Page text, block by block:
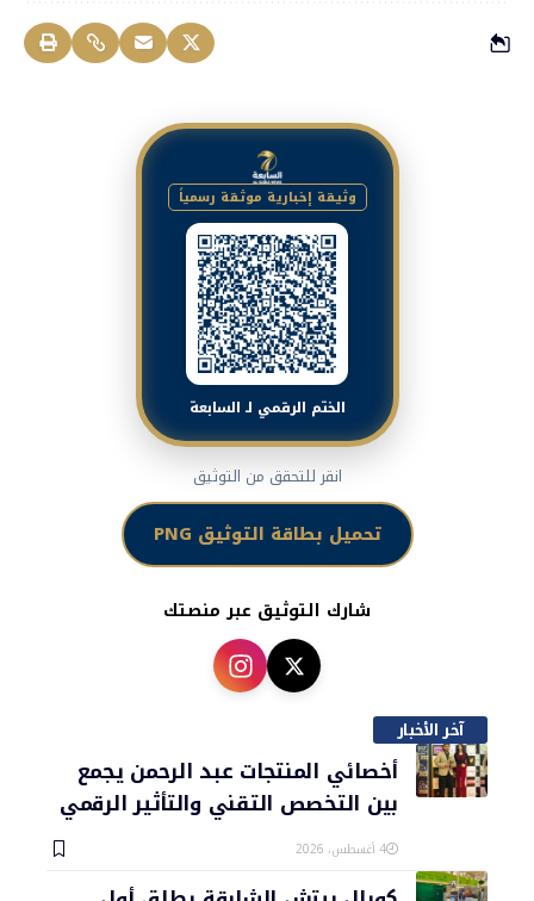
وثيقة إخبارية موثقة رسمياً
الختم الرقمي لـ السابعة
انقر للتحقق من التوثيق
تحميل بطاقة التوثيق PNG
شارك التوثيق عبر منصتك
آخر الأخبار
أخصائي المنتجات عبد الرحمن يجمع
بين التخصص التقني والتأثير الرقمي
4 أغسطس، 2026